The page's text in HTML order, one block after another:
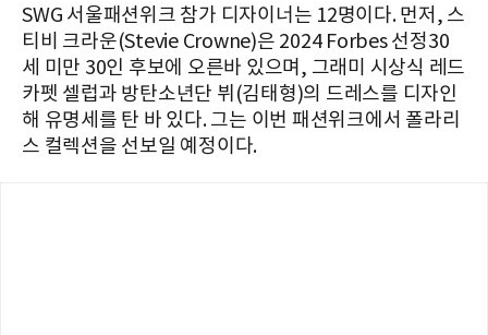
SWG 서울패션위크 참가 디자이너는 12명이다. 먼저, 스
티비 크라운(Stevie Crowne)은 2024 Forbes 선정30
세 미만 30인 후보에 오른바 있으며, 그래미 시상식 레드
카펫 셀럽과 방탄소년단 뷔(김태형)의 드레스를 디자인
해 유명세를 탄 바 있다. 그는 이번 패션위크에서 폴라리
스 컬렉션을 선보일 예정이다.